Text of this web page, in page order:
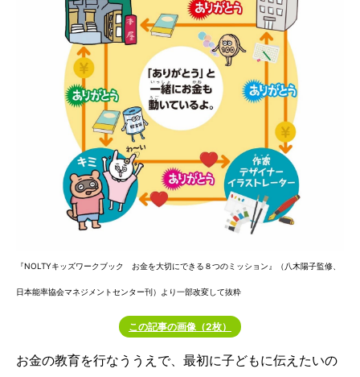
『NOLTYキッズワークブック お金を大切にできる８つのミッション』（八木陽子監修、
日本能率協会マネジメントセンター刊）より一部改変して抜粋
この記事の画像（2枚）
お金の教育を行なううえで、最初に子どもに伝えたいの